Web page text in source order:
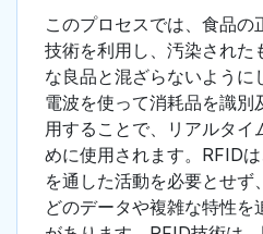
このプロセスでは、食品の
技術を利用し、汚染された
な良品と混ざらないように
電波を使って消耗品を識別
用することで、リアルタイ
めに使用されます。RFID
を通した活動を必要とせず
どのデータや複雑な特性を